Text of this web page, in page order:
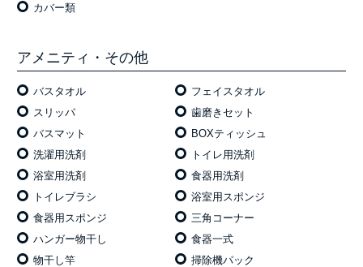
カバー類
アメニティ・その他
バスタオル
フェイスタオル
スリッパ
歯磨きセット
バスマット
BOXティッシュ
洗濯用洗剤
トイレ用洗剤
浴室用洗剤
食器用洗剤
トイレブラシ
浴室用スポンジ
食器用スポンジ
三角コーナー
ハンガー物干し
食器一式
物干し竿
掃除機パック